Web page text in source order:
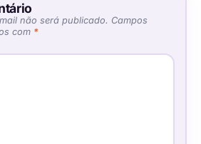
não será publicado. Campos
com *